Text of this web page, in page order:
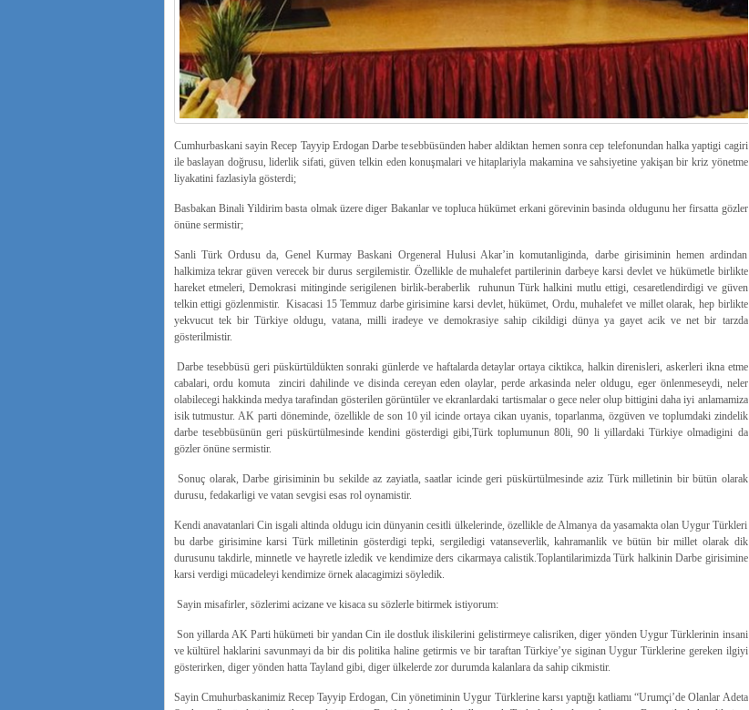
Cumhurbaskani sayin Recep Tayyip Erdogan Darbe tesebbüsünden haber aldiktan hemen sonra cep telefonundan halka yaptigi cagiri
ile baslayan doğrusu, liderlik sifati, güven telkin eden konuşmalari ve hitaplariyla makamina ve sahsiyetine yakişan bir kriz yönetme
liyakatini fazlasiyla gösterdi;
Basbakan Binali Yildirim basta olmak üzere diger Bakanlar ve topluca hükümet erkani görevinin basinda oldugunu her firsatta gözler
önüne sermistir;
Sanli Türk Ordusu da, Genel Kurmay Baskani Orgeneral Hulusi Akar’in komutanliginda, darbe girisiminin hemen ardindan
halkimiza tekrar güven verecek bir durus sergilemistir. Özellikle de muhalefet partilerinin darbeye karsi devlet ve hükümetle birlikte
hareket etmeleri, Demokrasi mitinginde serigilenen birlik-beraberlik ruhunun Türk halkini mutlu ettigi, cesaretlendirdigi ve güven
telkin ettigi gözlenmistir. Kisacasi 15 Temmuz darbe girisimine karsi devlet, hükümet, Ordu, muhalefet ve millet olarak, hep birlikte
yekvucut tek bir Türkiye oldugu, vatana, milli iradeye ve demokrasiye sahip cikildigi dünya ya gayet acik ve net bir tarzda
gösterilmistir.
Darbe tesebbüsü geri püskürtüldükten sonraki günlerde ve haftalarda detaylar ortaya ciktikca, halkin direnisleri, askerleri ikna etme
cabalari, ordu komuta zinciri dahilinde ve disinda cereyan eden olaylar, perde arkasinda neler oldugu, eger önlenmeseydi, neler
olabilecegi hakkinda medya tarafindan gösterilen görüntüler ve ekranlardaki tartismalar o gece neler olup bittigini daha iyi anlamamiza
isik tutmustur. AK parti döneminde, özellikle de son 10 yil icinde ortaya cikan uyanis, toparlanma, özgüven ve toplumdaki zindelik
darbe tesebbüsünün geri püskürtülmesinde kendini gösterdigi gibi,Türk toplumunun 80li, 90 li yillardaki Türkiye olmadigini da
gözler önüne sermistir.
Sonuç olarak, Darbe girisiminin bu sekilde az zayiatla, saatlar icinde geri püskürtülmesinde aziz Türk milletinin bir bütün olarak
durusu, fedakarligi ve vatan sevgisi esas rol oynamistir.
Kendi anavatanlari Cin isgali altinda oldugu icin dünyanin cesitli ülkelerinde, özellikle de Almanya da yasamakta olan Uygur Türkleri
bu darbe girisimine karsi Türk milletinin gösterdigi tepki, sergiledigi vatanseverlik, kahramanlik ve bütün bir millet olarak dik
durusunu takdirle, minnetle ve hayretle izledik ve kendimize ders cikarmaya calistik.Toplantilarimizda Türk halkinin Darbe girisimine
karsi verdigi mücadeleyi kendimize örnek alacagimizi söyledik.
Sayin misafirler, sözlerimi acizane ve kisaca su sözlerle bitirmek istiyorum:
Son yillarda AK Parti hükümeti bir yandan Cin ile dostluk iliskilerini gelistirmeye calisriken, diger yönden Uygur Türklerinin insani
ve kültürel haklarini savunmayi da bir dis politika haline getirmis ve bir taraftan Türkiye’ye siginan Uygur Türklerine gereken ilgiyi
gösterirken, diger yönden hatta Tayland gibi, diger ülkelerde zor durumda kalanlara da sahip cikmistir.
Sayin Cmuhurbaskanimiz Recep Tayyip Erdogan, Cin yönetiminin Uygur Türklerine karsı yaptığı katliamı “Urumçi’de Olanlar Adeta